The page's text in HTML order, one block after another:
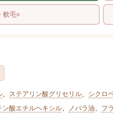
軟毛×
、 ステアリン酸グリセリル、 シクロ
ン酸エチルヘキシル、 ノバラ油、 フ